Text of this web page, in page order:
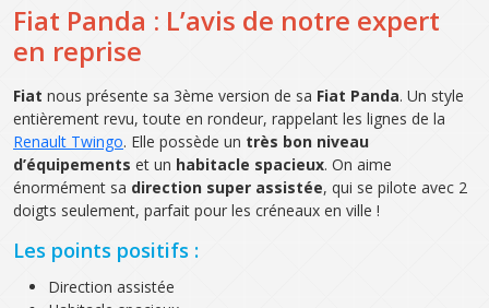
Fiat Panda : L’avis de notre expert
en reprise
Fiat nous présente sa 3ème version de sa Fiat Panda. Un style
entièrement revu, toute en rondeur, rappelant les lignes de la
Renault Twingo. Elle possède un très bon niveau
d’équipements et un habitacle spacieux. On aime
énormément sa direction super assistée, qui se pilote avec 2
doigts seulement, parfait pour les créneaux en ville !
Les points positifs :
Direction assistée